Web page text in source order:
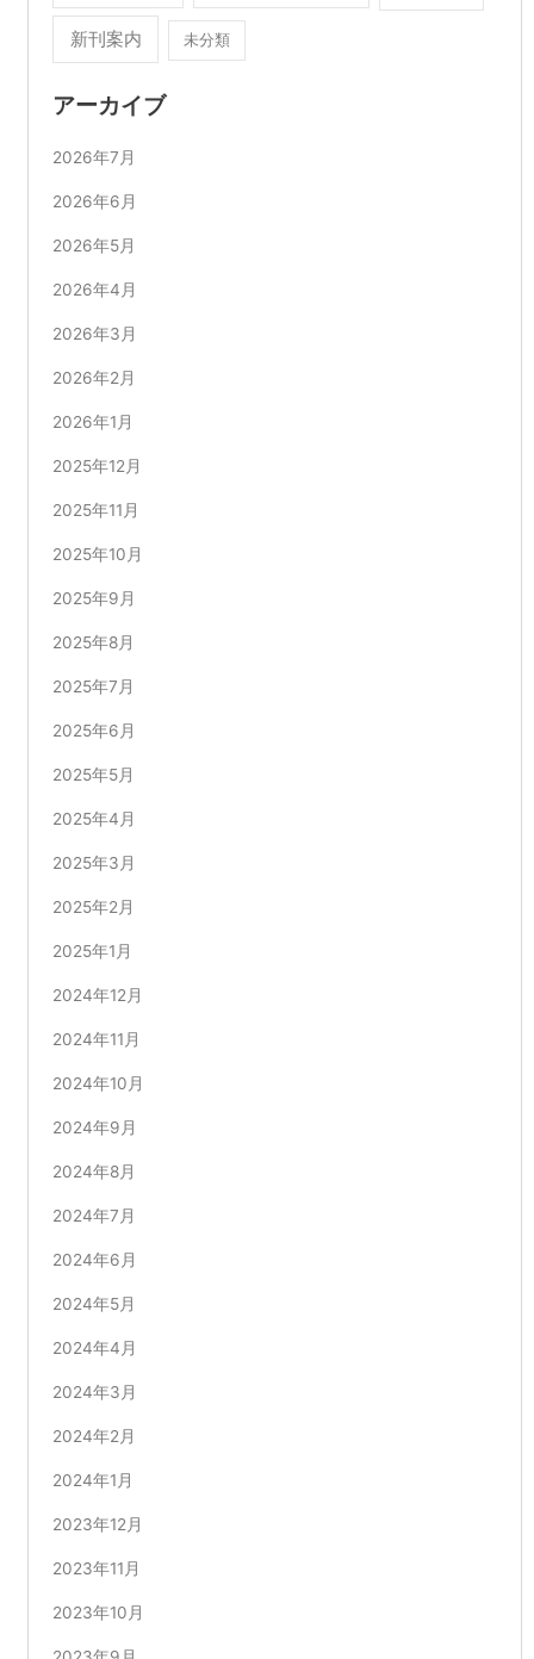
新刊案内 未分類
アーカイブ
2026年7月
2026年6月
2026年5月
2026年4月
2026年3月
2026年2月
2026年1月
2025年12月
2025年11月
2025年10月
2025年9月
2025年8月
2025年7月
2025年6月
2025年5月
2025年4月
2025年3月
2025年2月
2025年1月
2024年12月
2024年11月
2024年10月
2024年9月
2024年8月
2024年7月
2024年6月
2024年5月
2024年4月
2024年3月
2024年2月
2024年1月
2023年12月
2023年11月
2023年10月